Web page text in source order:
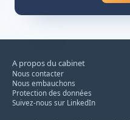
A propos du cabinet
Nous contacter
Nous embauchons
Protection des données
Suivez-nous sur LinkedIn